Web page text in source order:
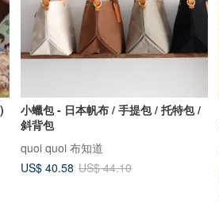
小蠟包 - 日本帆布 / 手提包 / 托特包 /
斜背包
quoi quoi 布知道
US$ 40.58 US$ 44.10